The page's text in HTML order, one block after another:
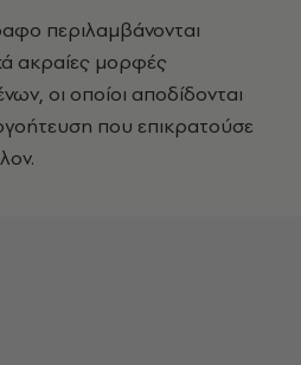
περιλαμβάνονται
ακραίες μορφές
οι οποίοι αποδίδονται
που επικρατούσε